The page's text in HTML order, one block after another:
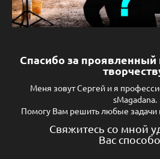
Спасибо за
Меня зовут Сергей и я
sMagadana.
Помогу Вам решить любые задачи
Свяжитесь со мной
Вас